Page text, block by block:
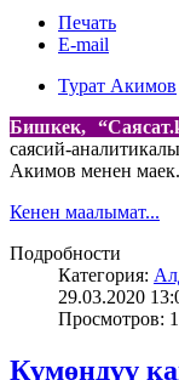
Печать
E-mail
Турат Акимов
Бишкек,
саясий-
Акимов менен маек.
Кенен маалымат...
Подробности
Категория:
29.03.2020
Просмотров:
Күмөндүү